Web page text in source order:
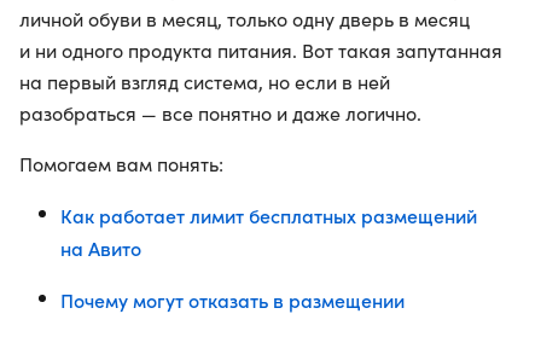
личной обуви в месяц, только одну дверь в месяц
и ни одного продукта питания. Вот такая запутанная
на первый взгляд система, но если в ней
разобраться — все понятно и даже логично.
Помогаем вам понять:
Как работает лимит бесплатных размещений
на Авито
Почему могут отказать в размещении